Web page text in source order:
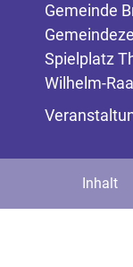
Gemeinde
Spielplatz
Wilhelm-
Inhalt